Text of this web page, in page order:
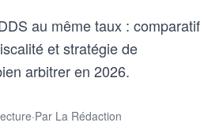
au même taux : comparatif
et stratégie de
arbitrer en 2026.
·Par La Rédaction